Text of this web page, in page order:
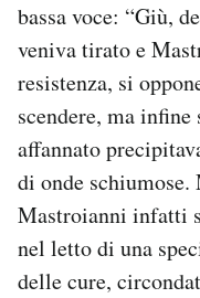
bassa voce: “Giù,
veniva tirato e
resistenza, si
scendere, ma
affannato
di onde
Mastroianni infatti
nel letto di una
delle cure,